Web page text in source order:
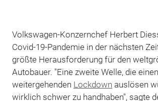
Volkswagen-Konzernchef Herbert
Covid-19-Pandemie in der nächsten
größte Herausforderung für den
Autobauer. "Eine zweite Welle, die einen
weitergehenden Lockdown auslösen
wirklich schwer zu handhaben", sagte